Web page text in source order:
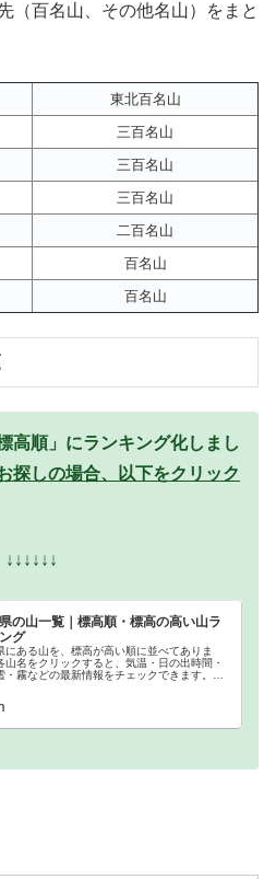
（百名山、その他名山）をまと
東北百名山
三百名山
三百名山
三百名山
二百名山
百名山
百名山
高順」にランキング化しまし
探しの場合、以下をクリック
↓↓↓↓↓↓
の山一覧｜標高順・標高の高い山ラ
グ
にある山を、標高が高い順に並べてありま
山名をクリックすると、気温・日の出時間・
・霧などの最新情報をチェックできます。栃